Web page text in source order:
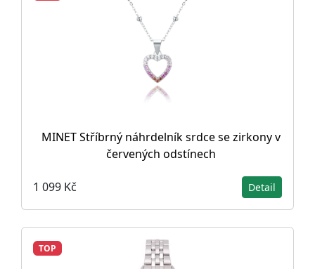
MINET Stříbrný náhrdelník srdce se zirkony v
červených odstínech
1 099 Kč Detail
TOP